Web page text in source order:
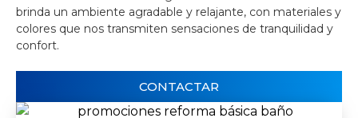
brinda un ambiente agradable y relajante, con materiales y
colores que nos transmiten sensaciones de tranquilidad y
confort.
CONTACTAR